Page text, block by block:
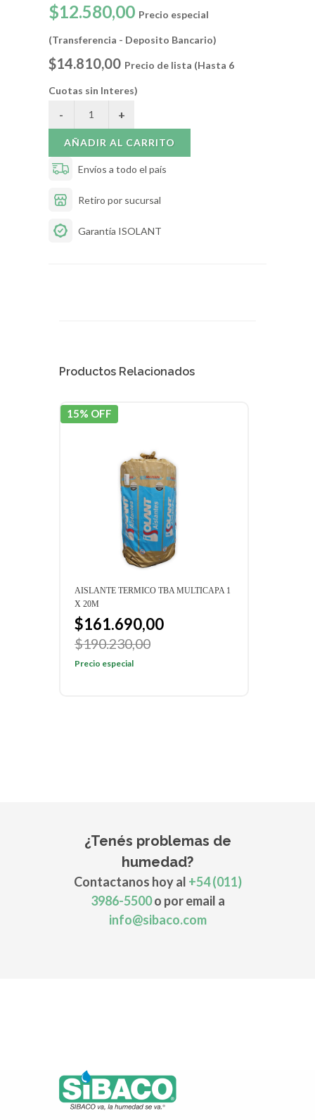
$12.580,00 Precio especial
(Transferencia - Deposito Bancario)
$14.810,00 Precio de lista (Hasta 6
Cuotas sin Interes)
AÑADIR AL CARRITO
Envíos a todo el país
Retiro por sucursal
Garantía ISOLANT
Productos Relacionados
15% OFF
AISLANTE TERMICO TBA MULTICAPA 1
X 20M
$161.690,00
$190.230,00
Precio especial
¿Tenés problemas de
humedad?
Contactanos hoy al +54 (011)
3986-5500o por email a
info@sibaco.com